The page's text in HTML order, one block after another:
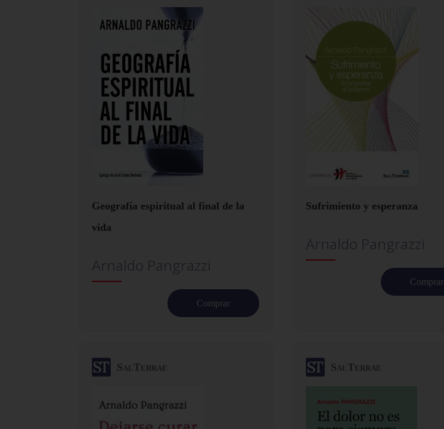
Geografía espiritual al final de la
vida
Comprar
Sufrimiento y esperanza
Comprar
SalTerrae SalTerrae